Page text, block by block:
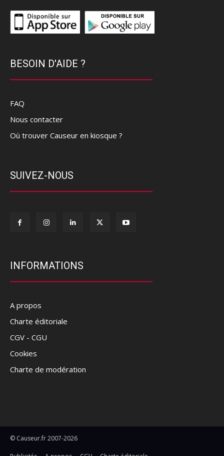
BESOIN D'AIDE ?
FAQ
Nous contacter
Où trouver Causeur en kiosque ?
SUIVEZ-NOUS
INFORMATIONS
A propos
Charte éditoriale
CGV - CGU
Cookies
Charte de modération
© Causeur.fr 2007-2026